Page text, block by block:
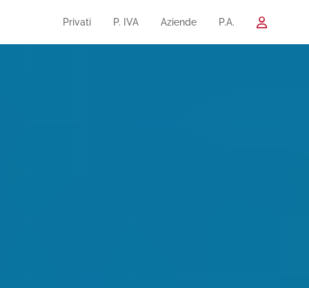
Privati P. IVA Aziende P.A.